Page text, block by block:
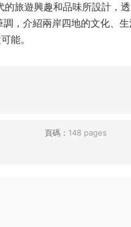
的旅遊興趣和品味所設計，
，介紹兩岸四地的文化、
能。
頁碼： 148 pages